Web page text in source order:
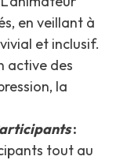
en veillant à
et inclusif.
active des
la
:
tout au